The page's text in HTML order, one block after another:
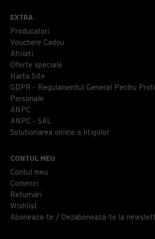
EXTRA
Producatori
Vouchere Cadou
Afiliati
Oferte speciale
Harta Site
GDPR - Regulamentul General Pentru
Personale
ANPC
ANPC - SAL
Solutionarea online a litigiilor
CONTUL MEU
Contul meu
Comenzi
Returnari
Wishlist
Aboneaza-te / Dezaboneaza-te la